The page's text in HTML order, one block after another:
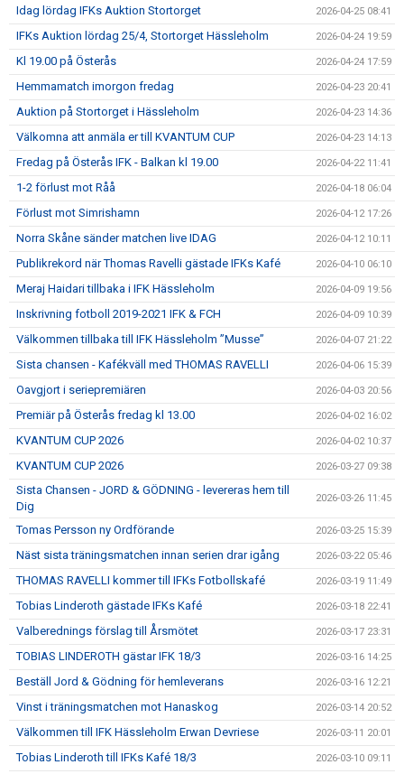
Idag lördag IFKs Auktion Stortorget 2026-04-25 08:41
IFKs Auktion lördag 25/4, Stortorget Hässleholm 2026-04-24 19:59
Kl 19.00 på Österås 2026-04-24 17:59
Hemmamatch imorgon fredag 2026-04-23 20:41
Auktion på Stortorget i Hässleholm 2026-04-23 14:36
Välkomna att anmäla er till KVANTUM CUP 2026-04-23 14:13
Fredag på Österås IFK - Balkan kl 19.00 2026-04-22 11:41
1-2 förlust mot Råå 2026-04-18 06:04
Förlust mot Simrishamn 2026-04-12 17:26
Norra Skåne sänder matchen live IDAG 2026-04-12 10:11
Publikrekord när Thomas Ravelli gästade IFKs Kafé 2026-04-10 06:10
Meraj Haidari tillbaka i IFK Hässleholm 2026-04-09 19:56
Inskrivning fotboll 2019-2021 IFK & FCH 2026-04-09 10:39
Välkommen tillbaka till IFK Hässleholm ”Musse” 2026-04-07 21:22
Sista chansen - Kafékväll med THOMAS RAVELLI 2026-04-06 15:39
Oavgjort i seriepremiären 2026-04-03 20:56
Premiär på Österås fredag kl 13.00 2026-04-02 16:02
KVANTUM CUP 2026 2026-04-02 10:37
KVANTUM CUP 2026 2026-03-27 09:38
Sista Chansen - JORD & GÖDNING - levereras hem till
Dig
2026-03-26 11:45
Tomas Persson ny Ordförande 2026-03-25 15:39
Näst sista träningsmatchen innan serien drar igång 2026-03-22 05:46
THOMAS RAVELLI kommer till IFKs Fotbollskafé 2026-03-19 11:49
Tobias Linderoth gästade IFKs Kafé 2026-03-18 22:41
Valberednings förslag till Årsmötet 2026-03-17 23:31
TOBIAS LINDEROTH gästar IFK 18/3 2026-03-16 14:25
Beställ Jord & Gödning för hemleverans 2026-03-16 12:21
Vinst i träningsmatchen mot Hanaskog 2026-03-14 20:52
Välkommen till IFK Hässleholm Erwan Devriese 2026-03-11 20:01
Tobias Linderoth till IFKs Kafé 18/3 2026-03-10 09:11